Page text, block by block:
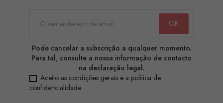
Pode cancelar a subscrição a qualquer momento.
Para tal, consulte a nossa informação de contacto
na declaração legal.
Aceito as condições gerais e a política de
confidencialidade